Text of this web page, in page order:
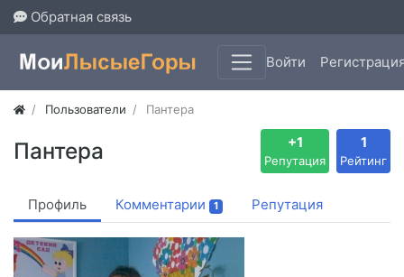
Обратная связь
Войти
Пользователи Пантера
Пантера +1
Репутация
1
Рейтинг
Профиль Комментарии 1 Репутация